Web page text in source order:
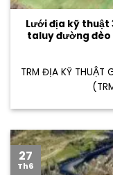
Lưới địa kỹ thuật
taluy đường đèo
TRM ĐỊA KỸ THUẬT
27
Th6